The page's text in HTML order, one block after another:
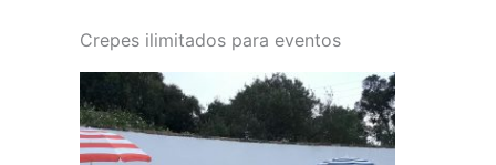
Crepes ilimitados para eventos